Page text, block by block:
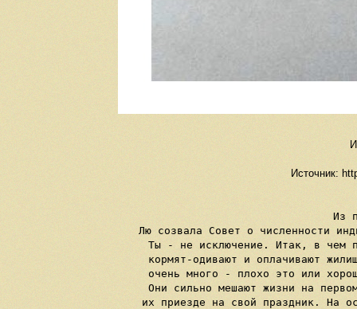
Источник:
Из
Лю созвала Совет о численности
Ты - не исключение. Итак, в чем
кормят-одивают и оплачивают
очень много - плохо это или
Они сильно мешают жизни на
их приезде на свой праздник. На